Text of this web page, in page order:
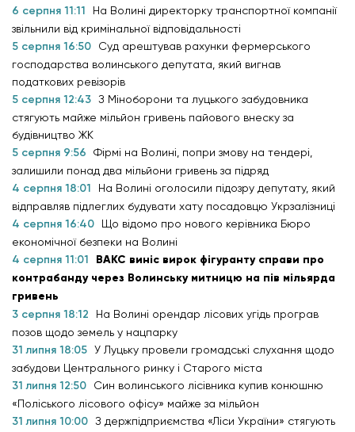
6 серпня 11:11
На Волині директорку транспортної компанії
звільнили від кримінальної відповідальності
5 серпня 16:50
Суд арештував рахунки фермерського
господарства волинського депутата, який вигнав
податкових ревізорів
5 серпня 12:43 З Міноборони та луцького забудовника
стягують майже мільйон гривень пайового внеску за
будівництво ЖК
5 серпня 9:56
Фірмі на Волині, попри змову на тендері,
залишили понад два мільйони гривень за підряд
4 серпня 18:01
На Волині оголосили підозру депутату, який
відправляв підлеглих будувати хату посадовцю Укрзалізниці
4 серпня 16:40
Що відомо про нового керівника Бюро
економічної безпеки на Волині
4 серпня 11:01
ВАКС виніс вирок фігуранту справи про
контрабанду через Волинську митницю на пів мільярда
гривень
3 серпня 18:12
На Волині орендар лісових угідь програв
позов щодо земель у нацпарку
31 липня 18:05 У Луцьку провели громадські слухання щодо
забудови Центрального ринку і Старого міста
31 липня 12:50
Син волинського лісівника купив конюшню
«Поліського лісового офісу» майже за мільйон
31 липня 10:00 З держпідприємства «Ліси України» стягують